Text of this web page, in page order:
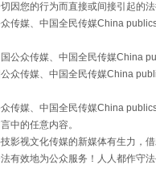
大"原罪"
因您的行为而直接或间接引起的法
传媒、中国全民传媒China
公众传媒、中国全民传媒China
众传媒、中国全民传媒China
传媒、中国全民传媒China
中的任意内容。
影视文化传媒的新媒体有生力，
有效地为公众服务！人人都作守法